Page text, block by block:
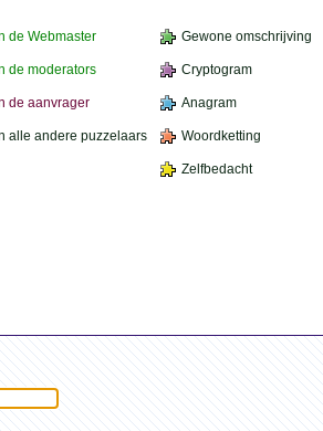
de Webmaster Gewone omschrijving
de moderators Cryptogram
de aanvrager Anagram
alle andere puzzelaars Woordketting
Zelfbedacht